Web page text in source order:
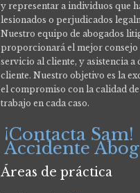
y representar a individuos que
lesionados o perjudicados
Nuestro equipo de abogados
proporcionará el mejor consejo
servicio al cliente, y asistencia a
cliente. Nuestro objetivo es la
el compromiso con la calidad
trabajo en cada caso.
¡Contacta Sam!
Accidente
Áreas de práctica